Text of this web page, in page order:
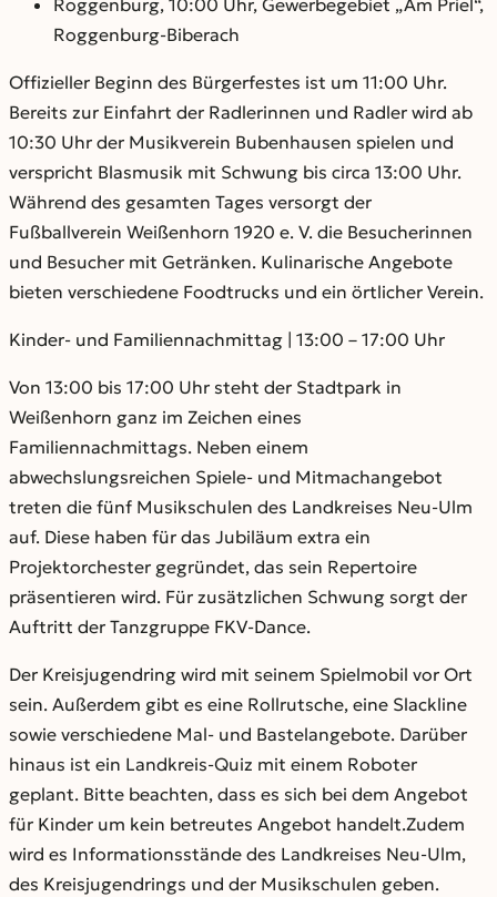
Roggenburg, 10:00 Uhr, Gewerbegebiet „Am Priel“,
Roggenburg-Biberach
Offizieller Beginn des Bürgerfestes ist um 11:00 Uhr.
Bereits zur Einfahrt der Radlerinnen und Radler wird ab
10:30 Uhr der Musikverein Bubenhausen spielen und
verspricht Blasmusik mit Schwung bis circa 13:00 Uhr.
Während des gesamten Tages versorgt der
Fußballverein Weißenhorn 1920 e. V. die Besucherinnen
und Besucher mit Getränken. Kulinarische Angebote
bieten verschiedene Foodtrucks und ein örtlicher Verein.
Kinder- und Familiennachmittag | 13:00 – 17:00 Uhr
Von 13:00 bis 17:00 Uhr steht der Stadtpark in
Weißenhorn ganz im Zeichen eines
Familiennachmittags. Neben einem
abwechslungsreichen Spiele- und Mitmachangebot
treten die fünf Musikschulen des Landkreises Neu-Ulm
auf. Diese haben für das Jubiläum extra ein
Projektorchester gegründet, das sein Repertoire
präsentieren wird. Für zusätzlichen Schwung sorgt der
Auftritt der Tanzgruppe FKV-Dance.
Der Kreisjugendring wird mit seinem Spielmobil vor Ort
sein. Außerdem gibt es eine Rollrutsche, eine Slackline
sowie verschiedene Mal- und Bastelangebote. Darüber
hinaus ist ein Landkreis-Quiz mit einem Roboter
geplant. Bitte beachten, dass es sich bei dem Angebot
für Kinder um kein betreutes Angebot handelt.Zudem
wird es Informationsstände des Landkreises Neu-Ulm,
des Kreisjugendrings und der Musikschulen geben.